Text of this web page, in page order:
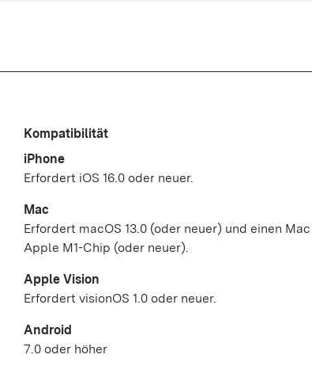
Kompatibilität
iPhone
Erfordert iOS 16.0 oder neuer.
Mac
Erfordert macOS 13.0 (oder neuer) und einen
Apple M1-Chip (oder neuer).
Apple Vision
Erfordert visionOS 1.0 oder neuer.
Android
7.0 oder höher